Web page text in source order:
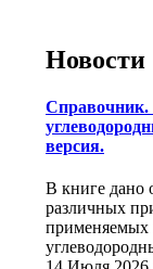
Новости
Справочник.
версия.
В книге дано
различных
применяемых